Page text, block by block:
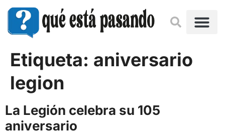
Etiqueta: aniversario
legion
La Legión celebra su 105
aniversario